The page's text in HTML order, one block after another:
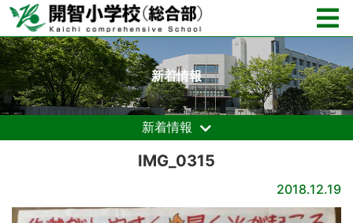
新着情報
新着情報
IMG_0315
2018.12.19